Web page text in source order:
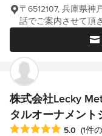
〒6512107, 兵庫県
話でご案内させて頂
株式会社Lecky
タルオーナメント
平均評価：5つ星中
5.0 (1件